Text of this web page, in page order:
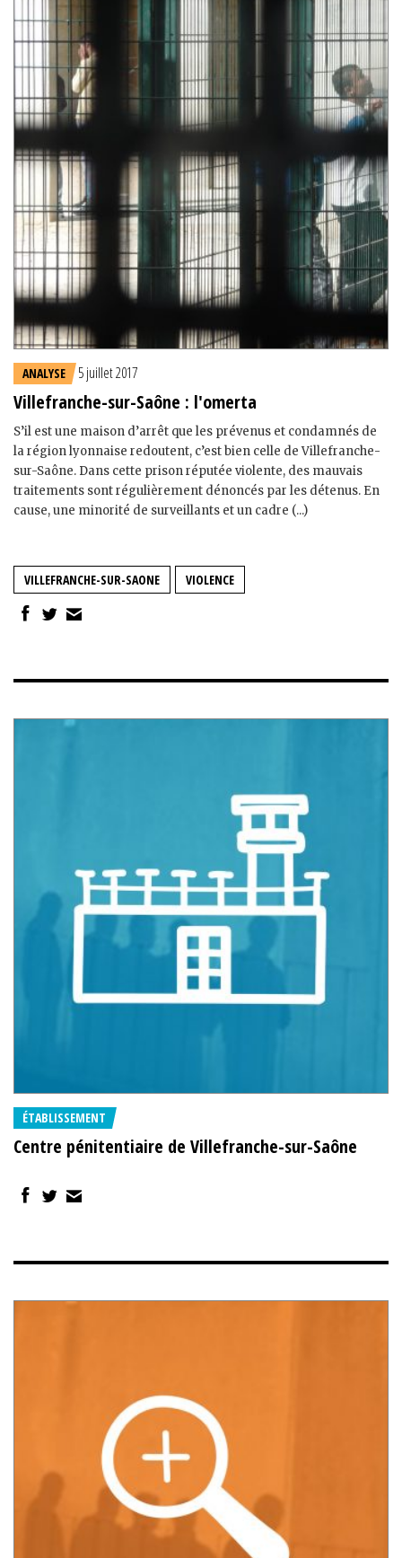
ANALYSE 5 juillet 2017
Villefranche-sur-Saône : l'omerta
S’il est une maison d’arrêt que les prévenus et condamnés de
la région lyonnaise redoutent, c’est bien celle de Villefranche-
sur-Saône. Dans cette prison réputée violente, des mauvais
traitements sont régulièrement dénoncés par les détenus. En
cause, une minorité de surveillants et un cadre (...)
VILLEFRANCHE-SUR-SAONE VIOLENCE
ÉTABLISSEMENT
Centre pénitentiaire de Villefranche-sur-Saône